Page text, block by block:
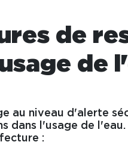
de
de
au niveau d'alerte
dans l'usage de l'eau.
: